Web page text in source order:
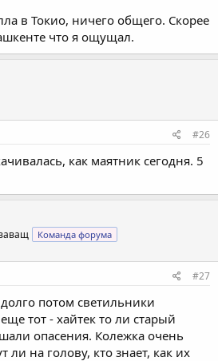
в Токио, ничего общего. Скорее
что я ощущал.
#26
как маятник сегодня. 5
Команда форума
#27
потом светильники
тот - хайтек то ли старый
опасения. Колежка очень
ли на голову, кто знает, как их